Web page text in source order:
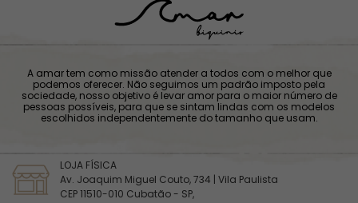
A amar tem como missão atender a todos com o melhor que
podemos oferecer. Não seguimos um padrão imposto pela
sociedade, nosso objetivo é levar amor para o maior número de
pessoas possíveis, para que se sintam lindas com os modelos
escolhidos independentemente do tamanho que usam.
LOJA FÍSICA
Av. Joaquim Miguel Couto, 734 | Vila Paulista
CEP 11510-010 Cubatão - SP,